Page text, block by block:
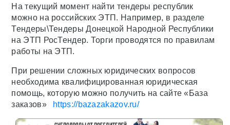
На текущий момент найти тендеры республик
можно на российских ЭТП. Например, в разделе
Тендеры\Тендеры Донецкой Народной Республики
на ЭТП РосТендер. Торги проводятся по правилам
работы на ЭТП.
При решении сложных юридических вопросов
необходима квалифицированная юридическая
помощь, которую можно получить на сайте «База
заказов»
https://bazazakazov.ru/